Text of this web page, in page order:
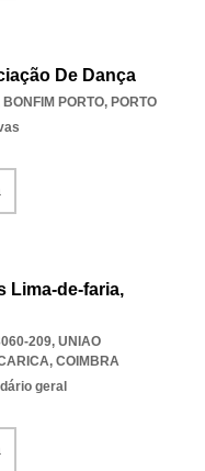
De Dança
BONFIM PORTO, PORTO
Lima-de-faria,
209, UNIAO
, COIMBRA
geral